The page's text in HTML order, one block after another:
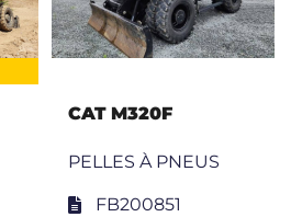
CAT M320F
PELLES À PNEUS
FB200851